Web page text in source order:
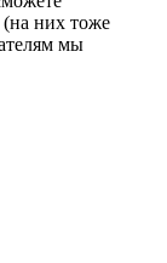
них тоже
мы